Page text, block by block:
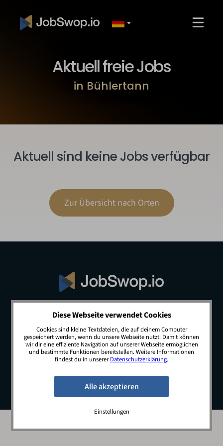
Aktuell freie Jobs
in Bühlertann
Aktuell sind keine Jobs verfügbar
Zur Übersicht nach Orten
© 2026 JobSwop.io · All rights reserved.
Blog Jobs Newsletter
Kontakt
Preise
Impressum Datenschutz
Diese Webseite verwendet Cookies
Cookies sind kleine Textdateien, die auf deinem Computer
gespeichert werden, wenn du unsere Webseite nutzt. Damit können
wir dir eine effiziente Navigation auf unserer Webseite ermöglichen
und bestimmte Funktionen bereitstellen. Weitere Informationen
findest du in unsererDatenschutzerklärung.
Einstellungen